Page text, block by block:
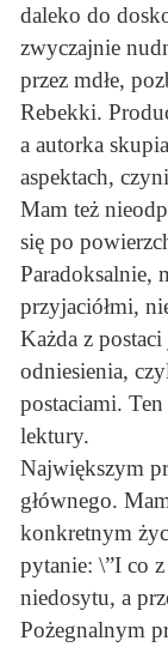
daleko do
zwyczajnie
przez mdłe,
Rebekki.
a autorka
aspektach,
Mam też
się po
Paradoksalnie,
przyjaciółmi,
Każda z
odniesienia,
postaciami.
lektury.
Największym
głównego.
konkretnym
pytanie: \”I co
niedosytu, a
Pożegnalnym